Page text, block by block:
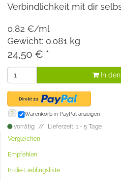
Verbindlichkeit mit dir
0,82 €/ml
Gewicht: 0.081 kg
24,50 € *
In den
? Warenkorb in PayPal anzeigen
vorrätig
Lieferzeit: 1 - 5 Tage
Vergleichen
Empfehlen
In die Lieblingsliste